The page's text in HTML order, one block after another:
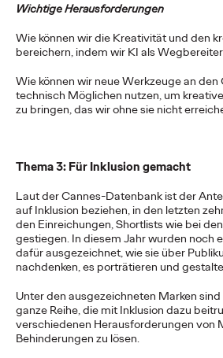
Wichtige Herausforderungen
Wie können wir die Kreativität und den
bereichern, indem wir KI als
Wie können wir neue Werkzeuge an den
technisch Möglichen nutzen, um
zu bringen, das wir ohne sie nicht
Thema 3: Für Inklusion gemacht
Laut der Cannes-Datenbank ist der
auf Inklusion beziehen, in den letzten
den Einreichungen, Shortlists wie bei
gestiegen. In diesem Jahr wurden noch
dafür ausgezeichnet, wie sie über
nachdenken, es porträtieren und
Unter den ausgezeichneten Marken
ganze Reihe, die mit Inklusion dazu
verschiedenen Herausforderungen von
Behinderungen zu lösen.
Ogilvy Wien
WIEN. Stephan Kugler avanciert bei
Executive Creative Director und
Leitung des Kreativ-Teams. Mit seiner…
More→
Ogilvy On –
Trends, die
wichtig sind
Chris Celletti
Mit exponentiellem Wachstum wird die